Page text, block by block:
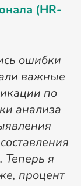
(HR-
ошибки
важные
по
анализа
Теперь я
процент